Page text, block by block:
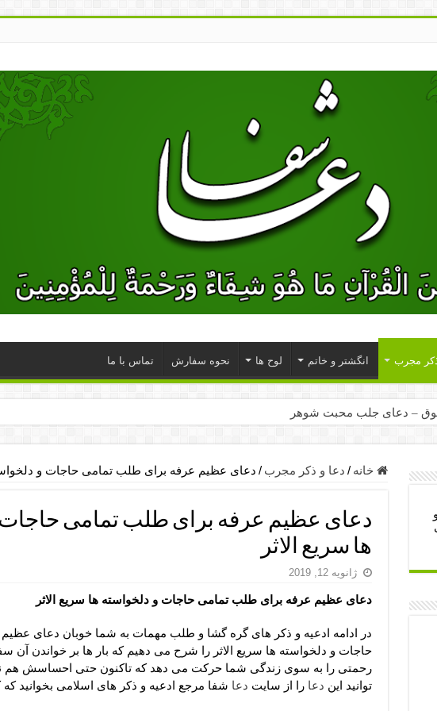
مجرب انگشتر و خاتم لوح ها نحوه سفارش تماس با ما
– دعای جلب محبت شوهر
– دعای یا من اظهر الجمیل برای حاجت
آن ها – ذکر مخصوص مستجاب الدعوه شدن
– دعای ترس و بی خوابی کودکان
دعای رفع مشکلات و طلب حاجت
– آیه‌ جلب ثروت و برکت مال
چشم زخم – دعای چشم زخم ماشاالله
برای آرامش قلب و رفع اضطراب
روز – دعای ثروت حضرت سلیمان
خانه / دعا و ذکر مجرب / دعای عظیم عرفه برای طلب تمامی حاجات و
دعای عظیم عرفه برای طلب تمامی حاجات
ها سریع الاثر
ژانویه 12, 2019
دعای عظیم عرفه برای طلب تمامی حاجات و دلخواسته ها سریع الاثر
در ادامه ادعیه و ذکر های گره گشا و طلب مهمات به شما خوبان دعای
حاجات و دلخواسته ها سریع الاثر را شرح می دهیم که بار ها بر خواندن
رحمتی را به سوی زندگی شما حرکت می دهد که تاکنون حتی احساسش هم
توانید این دعا را از سایت دعا شفا مرجع ادعیه و ذکر های اسلامی بخوانید